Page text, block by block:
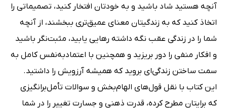
آنچه هستید شاد باشید و به خودتان افتخار کنید، تصمیماتی را
اتخاذ کنید که به زندگیتان معنای عمیق‌تری ببخشند، از آنچه
شما را در زندگی عقب نگه داشته رهایی یابید، مثبت‌نگر باشید
و افکار منفی را دور بریزید و همچنین با اعتمادبه‌نفس کامل به
سمت ساختن زندگی‌ای بروید که همیشه آرزویش را داشتید.
این کتاب با نقل قول‌های الهام‌بخش و سوالات تأمل‌برانگیزی
که برایتان مطرح کرده، قدرت ذهنی و جسارت تغییر را در شما